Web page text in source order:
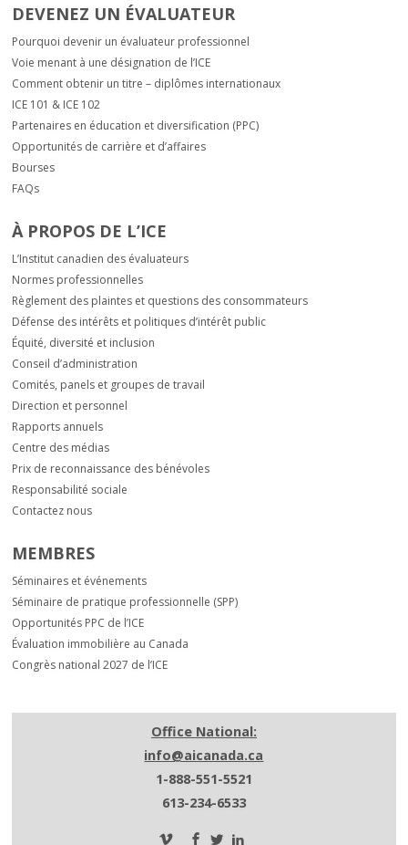
DEVENEZ UN ÉVALUATEUR
Pourquoi devenir un évaluateur professionnel
Voie menant à une désignation de l’ICE
Comment obtenir un titre – diplômes internationaux
ICE 101 & ICE 102
Partenaires en éducation et diversification (PPC)
Opportunités de carrière et d’affaires
Bourses
FAQs
À PROPOS DE L’ICE
L’Institut canadien des évaluateurs
Normes professionnelles
Règlement des plaintes et questions des consommateurs
Défense des intérêts et politiques d’intérêt public
Équité, diversité et inclusion
Conseil d’administration
Comités, panels et groupes de travail
Direction et personnel
Rapports annuels
Centre des médias
Prix de reconnaissance des bénévoles
Responsabilité sociale
Contactez nous
MEMBRES
Séminaires et événements
Séminaire de pratique professionnelle (SPP)
Opportunités PPC de l’ICE
Évaluation immobilière au Canada
Congrès national 2027 de l’ICE
Office National:
info@aicanada.ca
1-888-551-5521
613-234-6533